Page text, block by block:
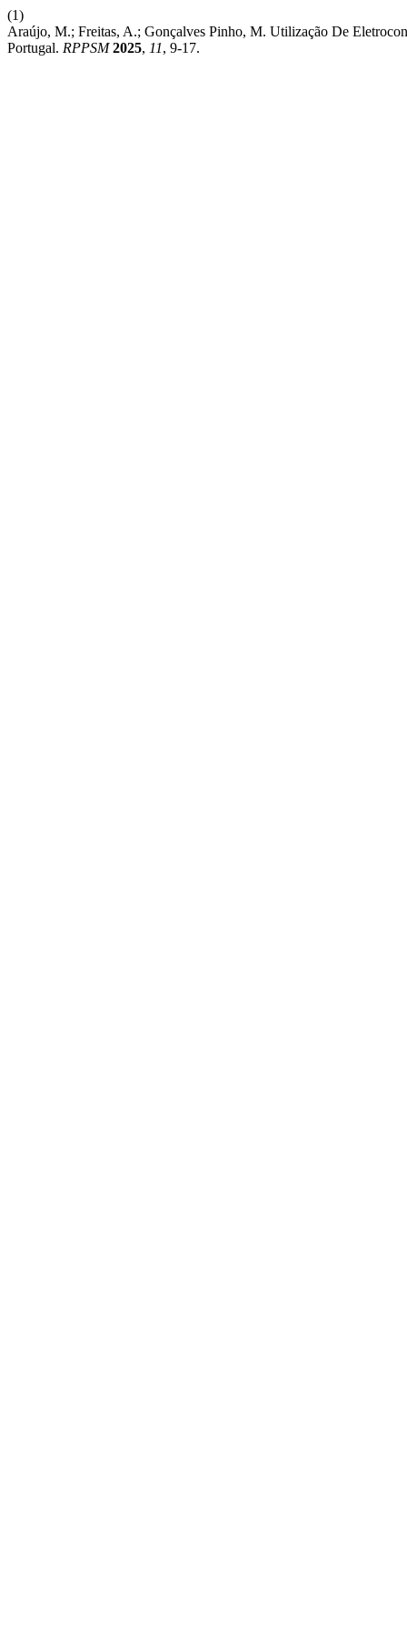
(1)
Araújo, M.; Freitas, A.; Gonçalves Pinho, M. Utilização De
Portugal. RPPSM 2025, 11, 9-17.